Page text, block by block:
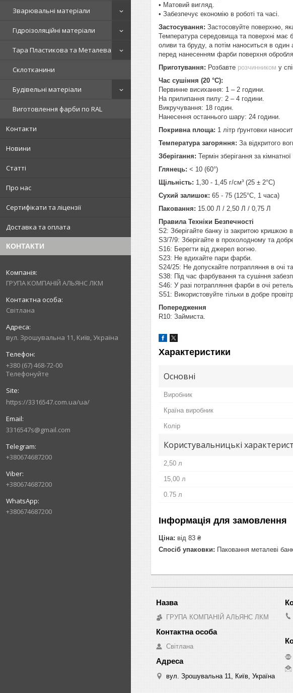
Зварювальні матеріали
Гідроізоляційні матеріали
Тара Пластикова та Металева
Склотканини
Будівельні матеріали
Виготовлення фарби по RAL
Контакти
Новини
Статті
Про нас
Сертифікати та ліцензії
Доставка та оплата
КОНТАКТИ
ГРУПА КОМПАНІЙ АЛЬЯНС ЛКМ
Світлана
вул. Зрошувальна 11, Київ, Україна
+380 (67) 468-72-00
Телефонуйте
https://3316547.com.ua/ua/
3316547s@gmail.com
+380674687200
+380674687200
+380674687200
• Матовий вигляд.
• Забезпечує економію в роботі та часі.
Застосування: Застосовуйте поверхню,
Температура середовища та поверхні має
оливи та бруду, а потім наноситься в
перед нанесенням фарби поверхня
Приготування: Розбавте розчинником у
Час сушіння (20 °C):
Первинне висихання: 1 – 2 години.
На прилипання пилу: 2 – 4 години.
Викручування: 18 годин.
Нанесення останнього шару: 24 години.
Покривна площа: 1 літр ґрунтовки
Температура загоряння: За відкритого
Зберігання: Термін зберігання за
Глянець: < 10 (60°)
Щільність: 1,30 - 1,45 г/см³ (25 ± 2°C)
Сухий залишок: 65 - 75 (125°C, 1 часа)
Паковання: 15.00 Л / 2,50 Л / 0,75 Л
Правила Техніки Безпечності
S2: Зберігайте банку із закритою кришкою
S3/7/9: Зберігайте в прохолодному та
S16: Берегти від джерел вогню.
S23: Не вдихайте пари фарби.
S24/25: Не допускайте потрапляння в очі
S38: Під час фарбування та сушіння
S46: У разі потрапляння фарби в очі
S51: Використовуйте тільки в добре
Попередження
R10: Займиста.
Характеристики
Основні
Виробник
Країна виробник
Колір
Користувальницькі
2,50 л
15,00 л
0.75 л
Інформація для замовлення
Ціна: від 83 ₴
Спосіб упаковки: Паковання металеві
ГРУПА КОМПАНІЙ АЛЬЯНС ЛКМ
Світлана
вул. Зрошувальна 11, Київ, Україна